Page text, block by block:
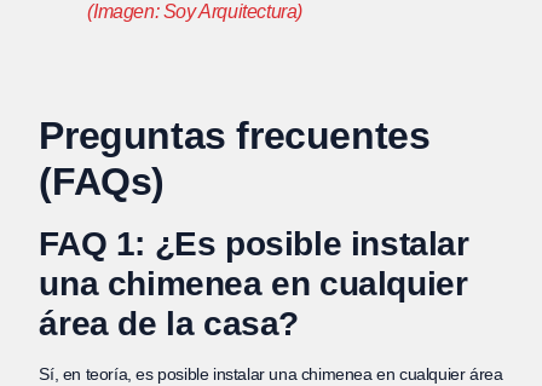
(Imagen: Soy Arquitectura)
Preguntas frecuentes
(FAQs)
FAQ 1: ¿Es posible instalar
una chimenea en cualquier
área de la casa?
Sí, en teoría, es posible instalar una chimenea en cualquier área